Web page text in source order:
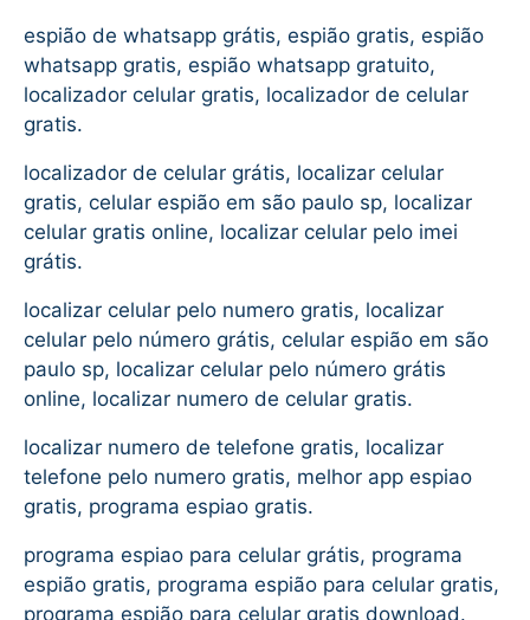
espião de whatsapp grátis, espião gratis, espião
whatsapp gratis, espião whatsapp gratuito,
localizador celular gratis, localizador de celular
gratis.
localizador de celular grátis, localizar celular
gratis, celular espião em são paulo sp, localizar
celular gratis online, localizar celular pelo imei
grátis.
localizar celular pelo numero gratis, localizar
celular pelo número grátis, celular espião em são
paulo sp, localizar celular pelo número grátis
online, localizar numero de celular gratis.
localizar numero de telefone gratis, localizar
telefone pelo numero gratis, melhor app espiao
gratis, programa espiao gratis.
programa espiao para celular grátis, programa
espião gratis, programa espião para celular gratis,
programa espião para celular gratis download.